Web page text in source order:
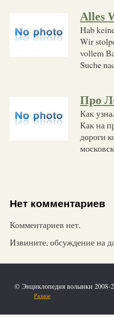
Alles
Hab
Wir
vollem
Suche
Про
Как
Как на
дороги
Нет комментариев
Комментариев нет.
Извините, обсуждение на
© Энциклопедия волынки 2008-
Разное